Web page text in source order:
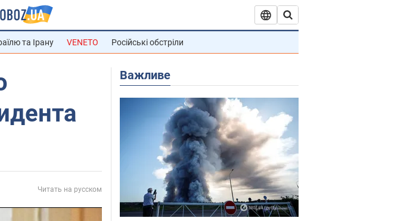
та Ірану VENETO Російські обстріли
Читать на русском
Важливе